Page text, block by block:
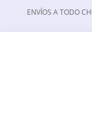
ENVÍOS A TODO